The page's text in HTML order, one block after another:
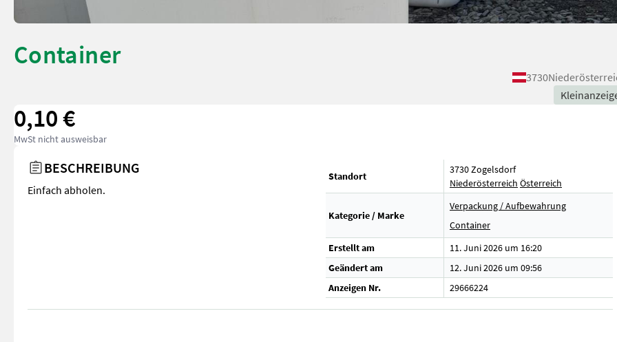
Container
3730
0,10 €
MwSt nicht ausweisbar
BESCHREIBUNG
Einfach abholen.
Standort
3730 Zogelsdorf
Niederösterreich Österreich
Kategorie / Marke
Verpackung / Aufbewahrung
Container
Erstellt am
11. Juni 2026 um 16:20
Geändert am
12. Juni 2026 um 09:56
Anzeigen Nr.
29666224